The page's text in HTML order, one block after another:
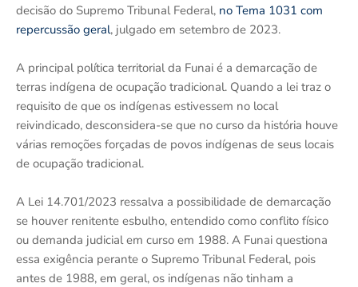
decisão do Supremo Tribunal Federal, no Tema 1031 com
repercussão geral, julgado em setembro de 2023.
A principal política territorial da Funai é a demarcação de
terras indígena de ocupação tradicional. Quando a lei traz o
requisito de que os indígenas estivessem no local
reivindicado, desconsidera-se que no curso da história houve
várias remoções forçadas de povos indígenas de seus locais
de ocupação tradicional.
A Lei 14.701/2023 ressalva a possibilidade de demarcação
se houver renitente esbulho, entendido como conflito físico
ou demanda judicial em curso em 1988. A Funai questiona
essa exigência perante o Supremo Tribunal Federal, pois
antes de 1988, em geral, os indígenas não tinham a